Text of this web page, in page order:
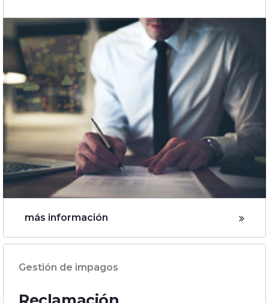
más información
Gestión de impagos